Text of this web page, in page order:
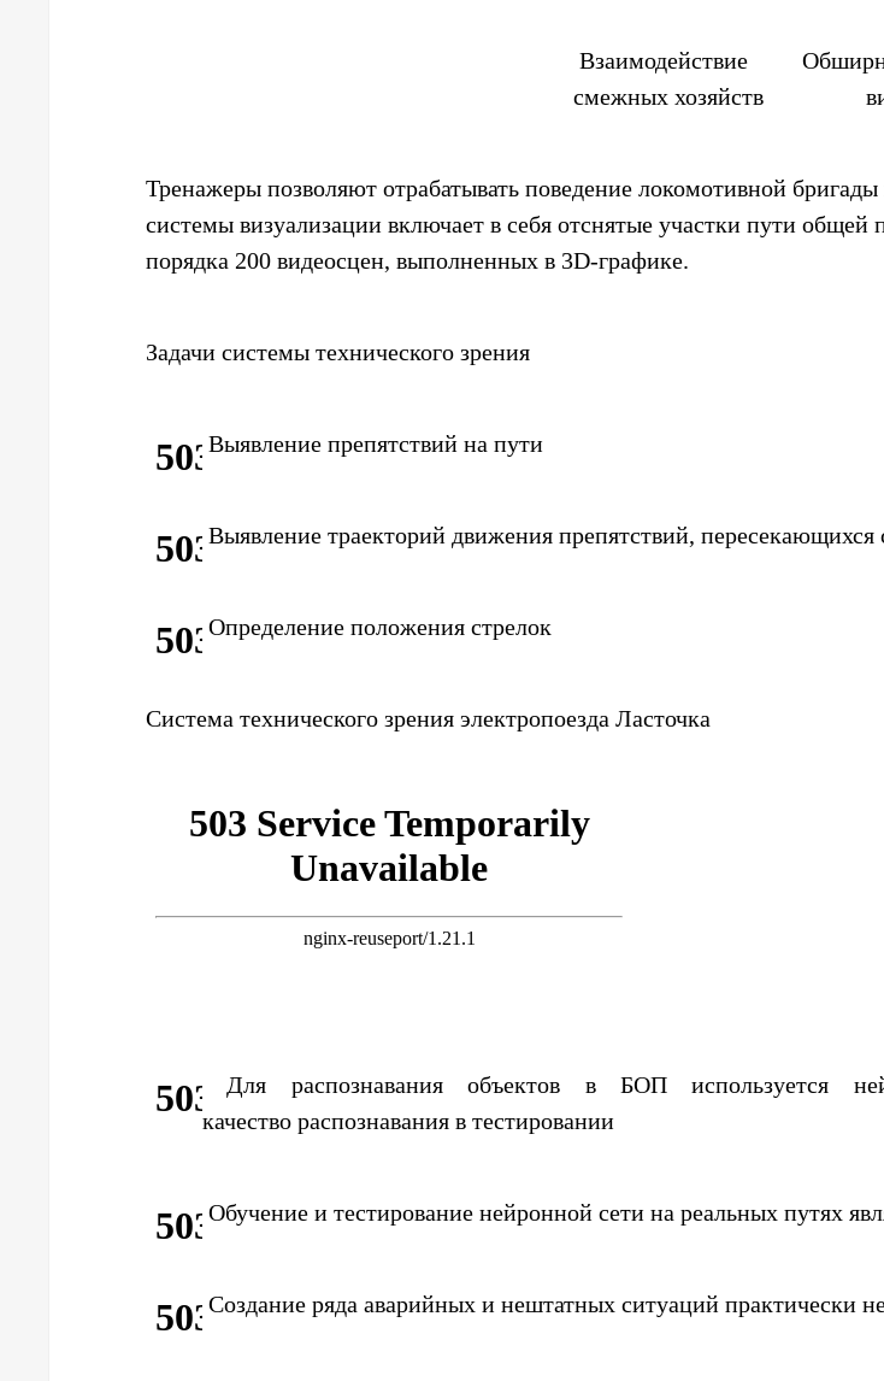
Взаимодействие Обширная
смежных хозяйств
Тренажеры позволяют отрабатывать поведение локомотивной
системы визуализации включает в себя отснятые участки пути
порядка 200 видеосцен, выполненных в 3D-графике.
Задачи системы технического зрения
Выявление препятствий на пути
Выявление траекторий движения препятствий, пересекающихся
Определение положения стрелок
Система технического зрения электропоезда Ласточка
Для распознавания объектов в БОП используется
качество распознавания в тестировании
Обучение и тестирование нейронной сети на реальных путях
Создание ряда аварийных и нештатных ситуаций практически